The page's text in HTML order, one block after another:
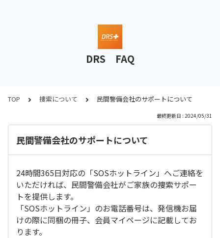
DRS FAQ
TOP 捜索について 民間警備会社のサポートについて
最終更新日 : 2024/05/31
民間警備会社のサポートについて
24時間365日対応の「SOSホットライン」へご連絡を
いただければ、民間警備会社がご家族の捜索サポー
トを提供します。
「SOSホットライン」のお電話番号は、発信機お届
けの際に同梱の冊子、会員マイページに記載してお
ります。